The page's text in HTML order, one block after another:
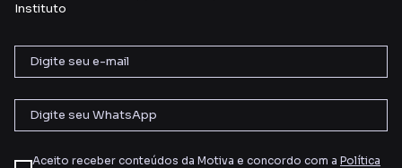
Instituto
Aceito receber conteúdos da Motiva e concordo com a Política